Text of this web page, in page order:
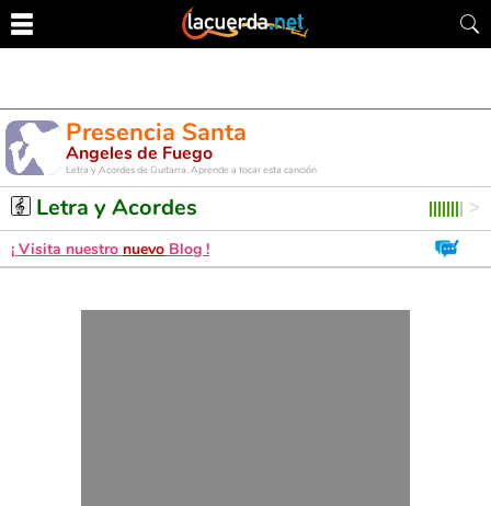
Presencia Santa
Angeles de Fuego
Letra y Acordes de Guitarra. Aprende a tocar esta canción
Letra y Acordes
¡ Visita nuestro nuevo Blog !